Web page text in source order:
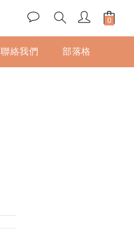
聯絡我們 部落格
立即購買